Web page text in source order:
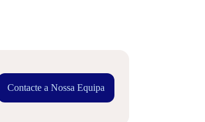
Contacte a Nossa Equipa